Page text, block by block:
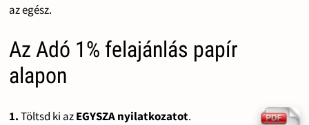
az egész.
Az Adó 1% felajánlás papír
alapon
1.Töltsd ki azEGYSZA nyilatkozatot.